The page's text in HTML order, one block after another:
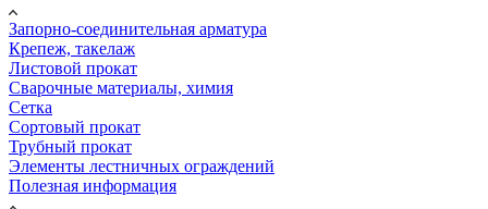
Запорно-соединительная арматура
Крепеж, такелаж
Листовой прокат
Сварочные материалы, химия
Сетка
Сортовый прокат
Трубный прокат
Элементы лестничных ограждений
Полезная информация